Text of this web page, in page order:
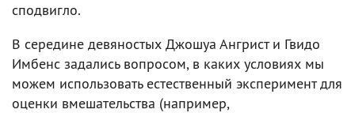
сподвигло.
В середине девяностых Джошуа Ангрист и Гвидо
Имбенс задались вопросом, в каких условиях мы
можем использовать естественный эксперимент для
оценки вмешательства (например,